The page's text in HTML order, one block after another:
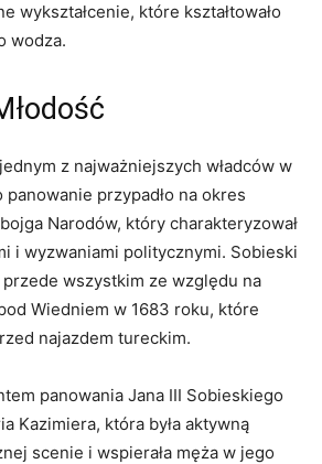
wykształcenie, które ‌kształtowało
wodza.
z najważniejszych władców w
przypadło na okres
Narodów, ‍który charakteryzował⁣
i wyzwaniami politycznymi. ⁤Sobieski
przede ​wszystkim ‍ze względu na
Wiedniem ​w 1683 roku,⁣ które
⁣najazdem tureckim.
panowania ​Jana III Sobieskiego
Kazimiera,​ która była⁤ aktywną
​scenie i wspierała męża w jego‍